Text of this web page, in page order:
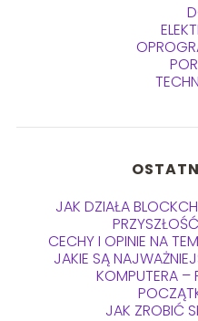
JAK DZIAŁA
CECHY I OPINIE NA
JAKIE SĄ
KOMPUTERA –
JAK ZROBIĆ